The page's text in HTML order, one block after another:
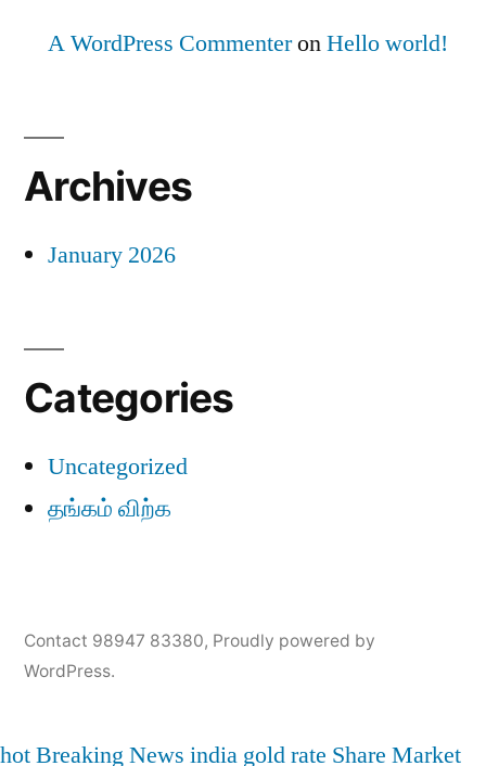
A WordPress CommenteronHello world!
Archives
January 2026
Categories
Uncategorized
தங்கம் விற்க
Contact 98947 83380, Proudly powered by
WordPress.
hotBreaking News india gold rate Share Market